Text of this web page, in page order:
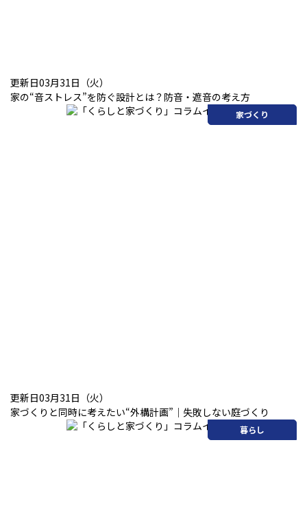
更新日03月31日（火）
家の“音ストレス”を防ぐ設計とは？防音・遮音の考え方
家づくり
更新日03月31日（火）
家づくりと同時に考えたい“外構計画”｜失敗しない庭づくり
暮らし